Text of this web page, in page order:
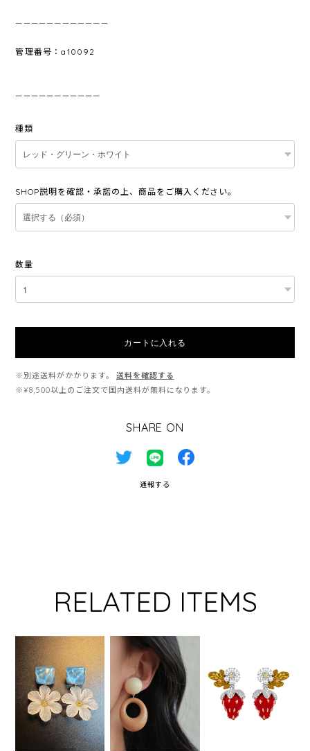
————————————
管理番号：a10092
———————————
種類
SHOP説明を確認・承諾の上、商品をご購入ください。
数量
カートに入れる
※別途送料がかかります。
送料を確認する
※¥8,500以上のご注文で国内送料が無料になります。
SHARE ON
通報する
RELATED ITEMS